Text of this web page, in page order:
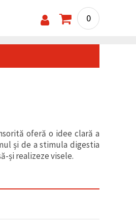
0
oferă o idee clară a
și de a stimula digestia
și realizeze visele.